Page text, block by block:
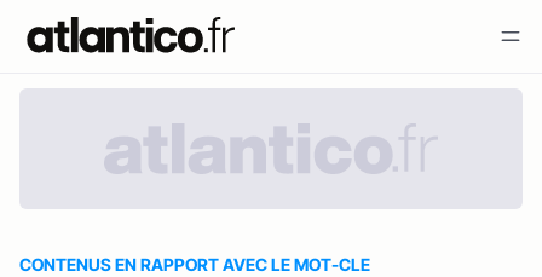
CONTENUS EN RAPPORT AVEC LE MOT-CLE